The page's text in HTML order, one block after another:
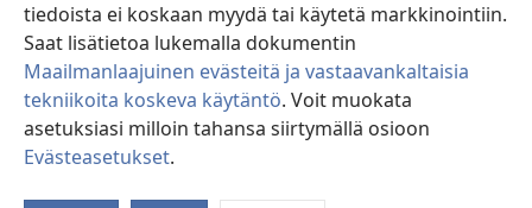
tiedoista ei koskaan myydä tai käytetä markkinointiin.
Saat lisätietoa lukemalla dokumentin
Maailmanlaajuinen evästeitä ja vastaavankaltaisia
tekniikoita koskeva käytäntö. Voit muokata
asetuksiasi milloin tahansa siirtymällä osioon
Evästeasetukset.
Watchtower Library
Copyright
© 2026 Watch Tower Bible and Tract Society of Pennsylvania.
KÄYTTÖEHDOT|TIETOSUOJAKÄYTÄNTÖ